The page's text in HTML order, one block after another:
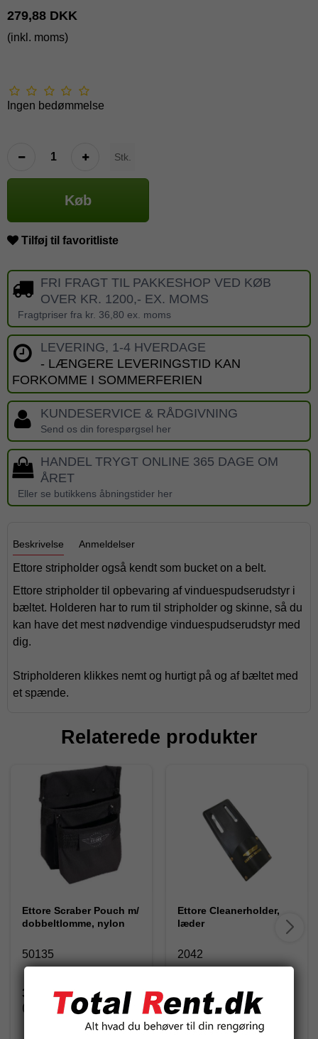
279,88 DKK
(inkl. moms)
Ingen bedømmelse
Stk.
Køb
Tilføj til favoritliste
FRI FRAGT TIL PAKKESHOP VED KØB
OVER KR. 1200,- EX. MOMS
Fragtpriser fra kr. 36,80 ex. moms
LEVERING, 1-4 HVERDAGE
- LÆNGERE LEVERINGSTID KAN
FORKOMME I SOMMERFERIEN
KUNDESERVICE & RÅDGIVNING
Send os din forespørgsel her
HANDEL TRYGT ONLINE 365 DAGE OM
ÅRET
Eller se butikkens åbningstider her
Beskrivelse Anmeldelser
Ettore stripholder også kendt som bucket on a belt.
Ettore stripholder til opbevaring af vinduespudserudstyr i
bæltet. Holderen har to rum til stripholder og skinne, så du
kan have det mest nødvendige vinduespudserudstyr med
dig.
Stripholderen klikkes nemt og hurtigt på og af bæltet med
et spænde.
Relaterede produkter
Ettore Scraber Pouch m/
dobbeltlomme, nylon
50135
300,75 DKK
(inkl. moms)
Ettore Cleanerholder,
læder
2042
171,50 DKK
(inkl. moms)